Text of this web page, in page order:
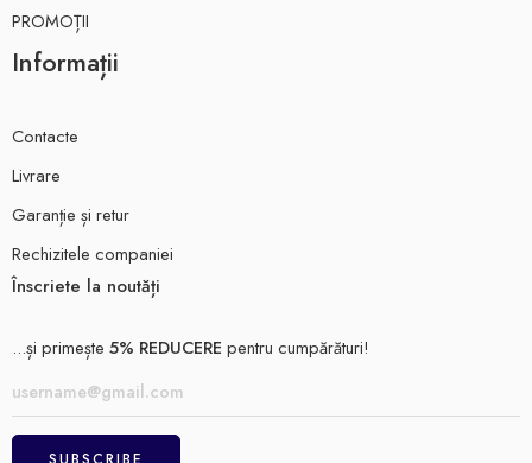
PROMOȚII
Informații
Contacte
Livrare
Garanție și retur
Rechizitele companiei
Înscriete la noutăți
...și primește 5% REDUCERE pentru cumpărături!